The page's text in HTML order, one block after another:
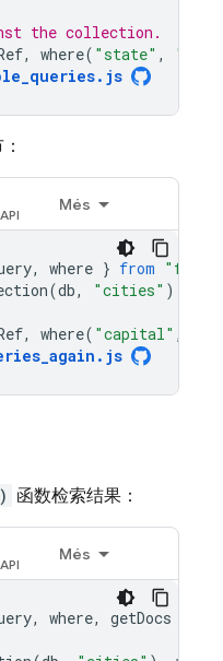
the collection.
, where( "state" , "=="
. js
Més
, where } from
(db, "cities" );
, where( "capital" ,
. js
函数检索结果：
Més
, where, getDocs